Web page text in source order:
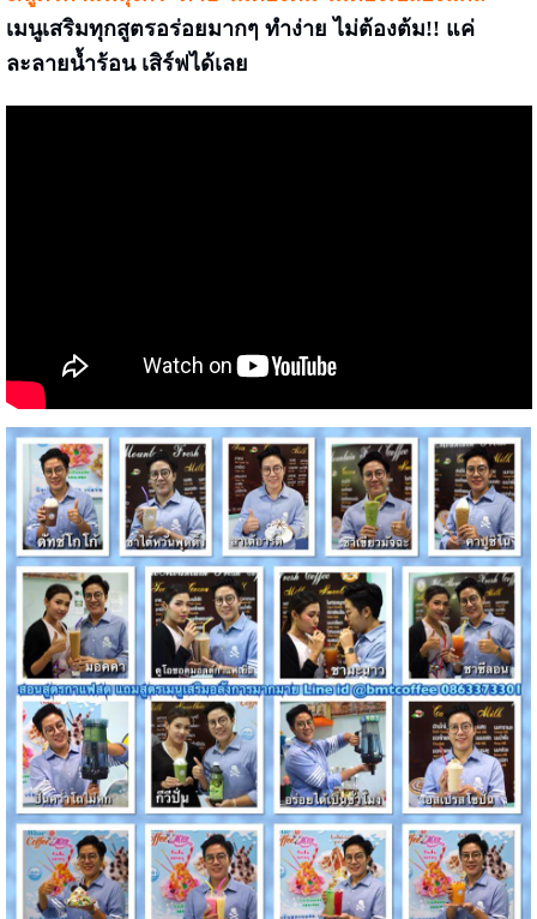
เมนูเสริมทุกสูตรอร่อยมากๆ ทำง่าย ไม่ต้องต้ม!! แค่
ละลายน้ำร้อน เสิร์ฟได้เลย